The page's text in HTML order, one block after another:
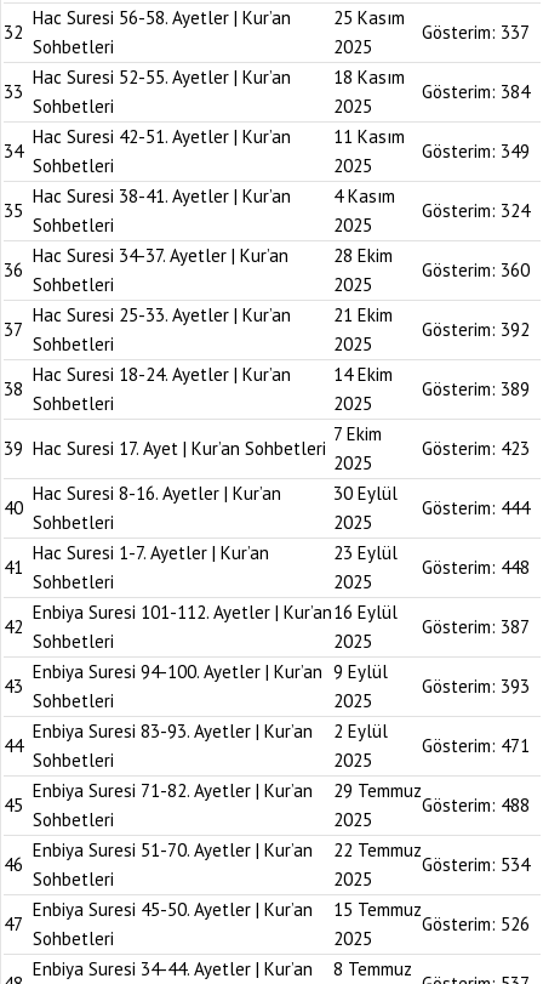
32
Hac Suresi 56-58. Ayetler | Kur’an
Sohbetleri
25 Kasım
2025
Gösterim: 337
33
Hac Suresi 52-55. Ayetler | Kur’an
Sohbetleri
18 Kasım
2025
Gösterim: 384
34
Hac Suresi 42-51. Ayetler | Kur’an
Sohbetleri
11 Kasım
2025
Gösterim: 349
35
Hac Suresi 38-41. Ayetler | Kur’an
Sohbetleri
4 Kasım
2025
Gösterim: 324
36
Hac Suresi 34-37. Ayetler | Kur’an
Sohbetleri
28 Ekim
2025
Gösterim: 360
37
Hac Suresi 25-33. Ayetler | Kur’an
Sohbetleri
21 Ekim
2025
Gösterim: 392
38
Hac Suresi 18-24. Ayetler | Kur’an
Sohbetleri
14 Ekim
2025
Gösterim: 389
39 Hac Suresi 17. Ayet | Kur’an Sohbetleri
7 Ekim
2025
Gösterim: 423
40
Hac Suresi 8-16. Ayetler | Kur’an
Sohbetleri
30 Eylül
2025
Gösterim: 444
41
Hac Suresi 1-7. Ayetler | Kur’an
Sohbetleri
23 Eylül
2025
Gösterim: 448
42
Enbiya Suresi 101-112. Ayetler | Kur’an
Sohbetleri
16 Eylül
2025
Gösterim: 387
43
Enbiya Suresi 94-100. Ayetler | Kur’an
Sohbetleri
9 Eylül
2025
Gösterim: 393
44
Enbiya Suresi 83-93. Ayetler | Kur’an
Sohbetleri
2 Eylül
2025
Gösterim: 471
45
Enbiya Suresi 71-82. Ayetler | Kur’an
Sohbetleri
29 Temmuz
2025
Gösterim: 488
46
Enbiya Suresi 51-70. Ayetler | Kur’an
Sohbetleri
22 Temmuz
2025
Gösterim: 534
47
Enbiya Suresi 45-50. Ayetler | Kur’an
Sohbetleri
15 Temmuz
2025
Gösterim: 526
Enbiya Suresi 34-44. Ayetler | Kur’an 8 Temmuz